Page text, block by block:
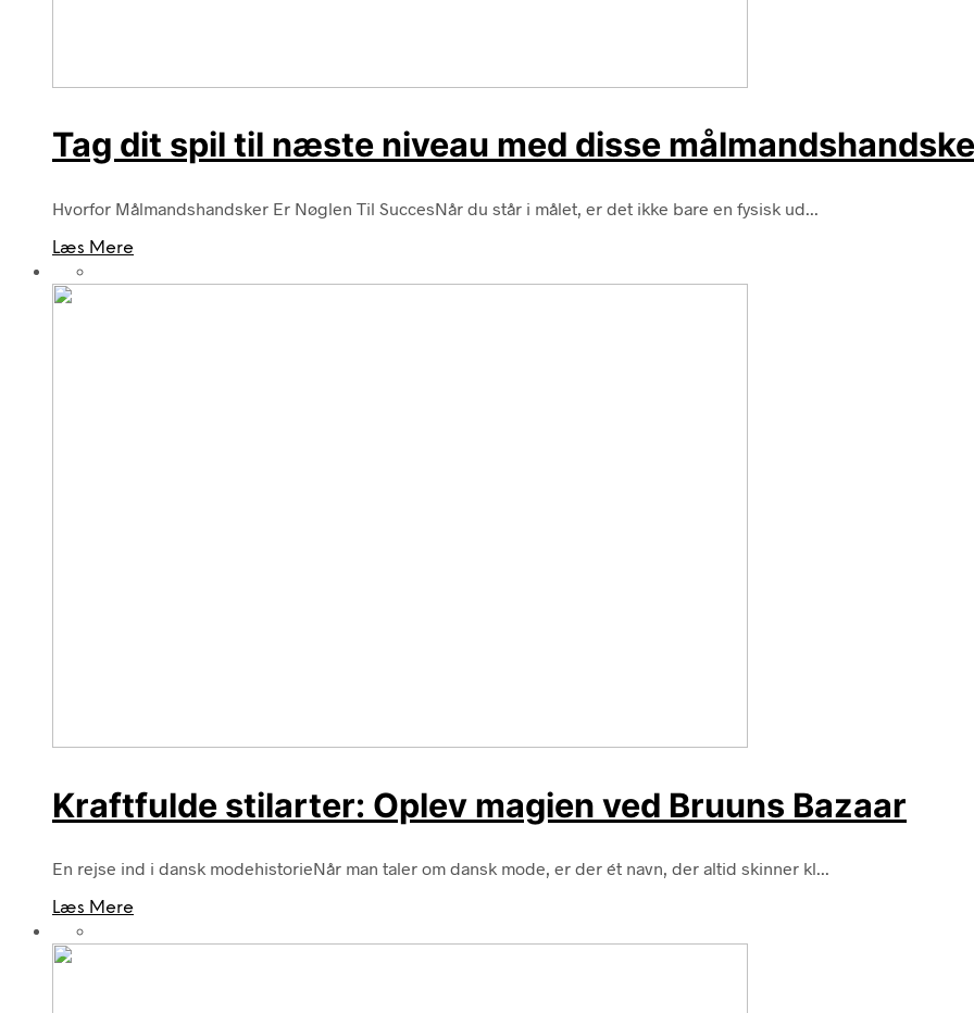
Tag dit spil til næste niveau med disse
Hvorfor Målmandshandsker Er Nøglen Til SuccesNår du står i målet, er det ikke bare en fysisk ud...
Læs Mere
Kraftfulde stilarter: Oplev magien ved Bruuns Bazaar
En rejse ind i dansk modehistorieNår man taler om dansk mode, er der ét navn, der altid skinner kl...
Læs Mere